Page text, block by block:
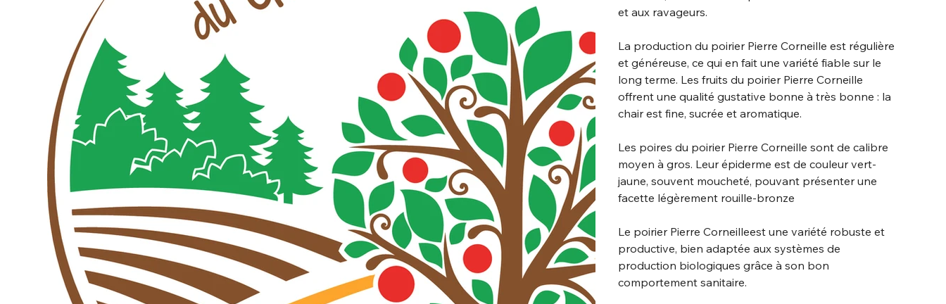
et aux ravageurs.
La production du poirier Pierre Corneille est régulière
et généreuse, ce qui en fait une variété fiable sur le
long terme. Les fruits du poirier Pierre Corneille
offrent une qualité gustative bonne à très bonne : la
chair est fine, sucrée et aromatique.
Les poires du poirier Pierre Corneille sont de calibre
moyen à gros. Leur épiderme est de couleur vert-
jaune, souvent moucheté, pouvant présenter une
facette légèrement rouille-bronze
Le poirier Pierre Corneilleest une variété robuste et
productive, bien adaptée aux systèmes de
production biologiques grâce à son bon
comportement sanitaire.